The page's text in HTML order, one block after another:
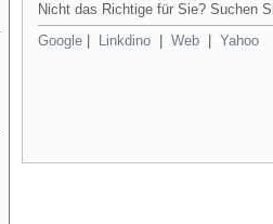
Nicht das Richtige für Sie? Suchen
Google
Linkdino Web Yahoo